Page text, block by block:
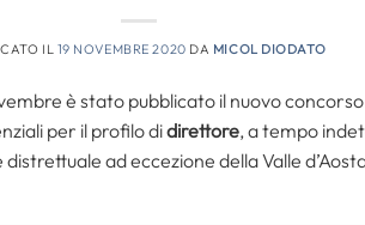
IL 19 NOVEMBRE 2020 DA MICOL DIODATO
è stato pubblicato il nuovo
per il profilo didirettore, a tempo
ad eccezione della Valle